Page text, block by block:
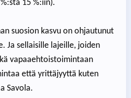
15 %:iin).
suosion kasvu on ohjautunut
Ja sellaisille lajeille, joiden
vapaaehtoistoimintaan
että yrittäjyyttä kuten
Savola.